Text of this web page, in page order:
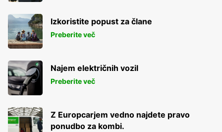
Izkoristite popust za člane
Preberite več
Najem električnih vozil
Preberite več
Z Europcarjem vedno najdete pravo
ponudbo za kombi.